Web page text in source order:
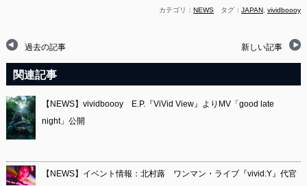
カテゴリ：NEWS タグ：JAPAN ,vividboooy
過去の記事 新しい記事
関連記事
【NEWS】vividboooy E.P.『ViVid View』よりMV「good late
night」公開
【NEWS】イベント情報：北村蕗 ワンマン・ライブ『vivid:Y』代官